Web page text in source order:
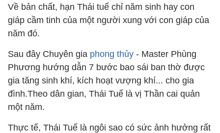
Về bản chất, hạn Thái tuế chỉ năm sinh hay con
giáp cầm tinh của một người xung với con giáp của
năm đó.
Sau đây Chuyên gia phong thủy - Master Phùng
Phương hướng dẫn 7 bước bao sái ban thờ được
gia tăng sinh khí, kích hoạt vượng khí... cho gia
đình.Theo dân gian, Thái Tuế là vị Thần cai quản
một năm.
Thực tế, Thái Tuế là ngôi sao có sức ảnh hưởng rất